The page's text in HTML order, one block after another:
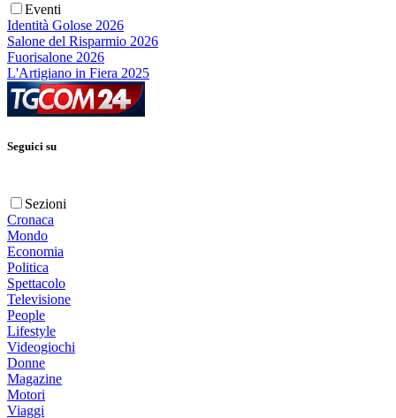
Eventi
Identità Golose 2026
Salone del Risparmio 2026
Fuorisalone 2026
L'Artigiano in Fiera 2025
Seguici su
Sezioni
Cronaca
Mondo
Economia
Politica
Spettacolo
Televisione
People
Lifestyle
Videogiochi
Donne
Magazine
Motori
Viaggi